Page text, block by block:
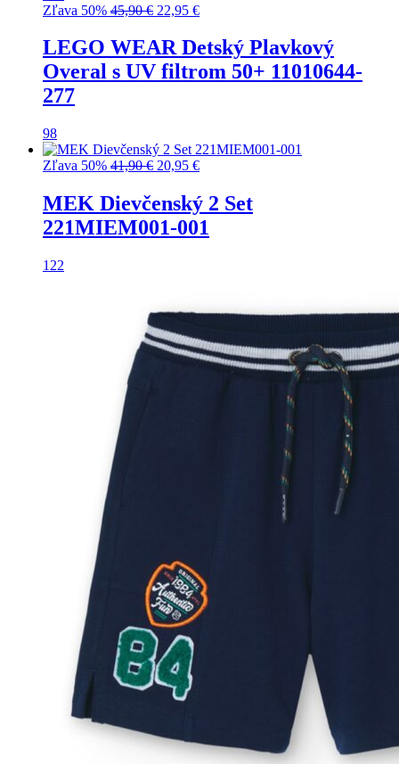
Zľava 50% 45,90€ Pôvodná
bola:
45,90 €.
22,95 €Aktuálna
je:
22,95 €.
LEGO WEAR Detský Plavkový
Overal s UV filtrom 50+ 11010644-
277
98
Zľava 50% 41,90€ Pôvodná
bola:
41,90 €.
20,95 €Aktuálna
je:
20,95 €.
MEK Dievčenský 2 Set
221MIEM001-001
122